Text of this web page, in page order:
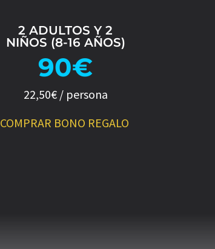
2 ADULTOS Y 2
NIÑOS (8-16 AÑOS)
90€
22,50€ / persona
COMPRAR BONO REGALO